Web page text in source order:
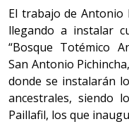
El trabajo de Antonio
llegando a instalar
“Bosque Totémico
San Antonio
donde se instalarán
ancestrales, siendo
Paillafil, los que